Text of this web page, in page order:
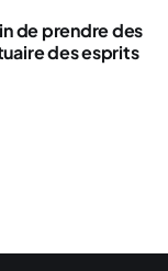
de prendre des
des esprits